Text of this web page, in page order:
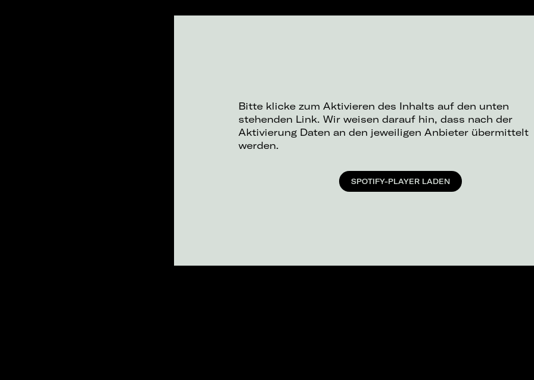
Bitte klicke zum Aktivieren des Inhalts auf den unten
stehenden Link. Wir weisen darauf hin, dass nach der
Aktivierung Daten an den jeweiligen Anbieter übermittelt
werden.
SPOTIFY-PLAYER LADEN